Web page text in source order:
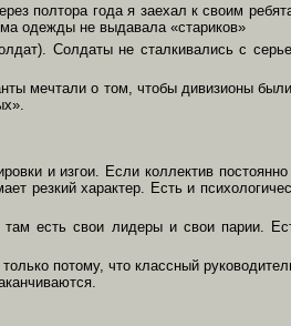
полтора года я заехал к своим
одежды не выдавала «стариков»
Солдаты не сталкивались с
мечтали о том, чтобы дивизионы
и изгои. Если коллектив
резкий характер. Есть и
есть свои лидеры и свои парии.
потому, что классный